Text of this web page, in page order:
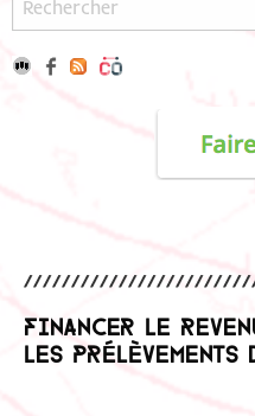
Financer le
les prélèvements